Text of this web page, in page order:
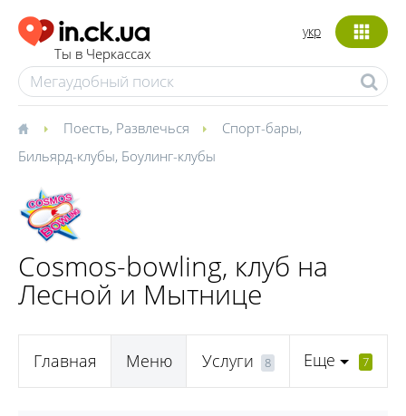
Ты в Черкассах
укр
Поесть, Развлечься Спорт-бары,
Бильярд-клубы, Боулинг-клубы
Cosmos-bowling, клуб на
Лесной и Мытнице
Главная Меню Услуги 8 Еще 7